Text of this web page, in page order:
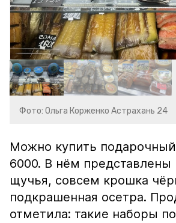
Фото: Ольга Корженко Астрахань 24
Можно купить
6000. В нём
щучья, совсем крошка
подкрашенная осетра.
отметила: такие наборы